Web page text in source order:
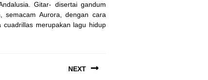
Gitar- disertai gandum
semacam Aurora, dengan cara
merupakan lagu hidup
NEXT